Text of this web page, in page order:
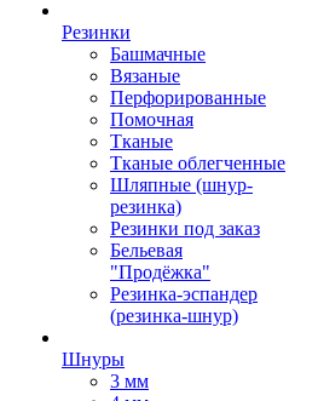
Резинки
Башмачные
Вязаные
Перфорированные
Помочная
Тканые
Тканые облегченные
Шляпные (шнур-
резинка)
Резинки под заказ
Бельевая
"Продёжка"
Резинка-эспандер
(резинка-шнур)
Шнуры
3 мм